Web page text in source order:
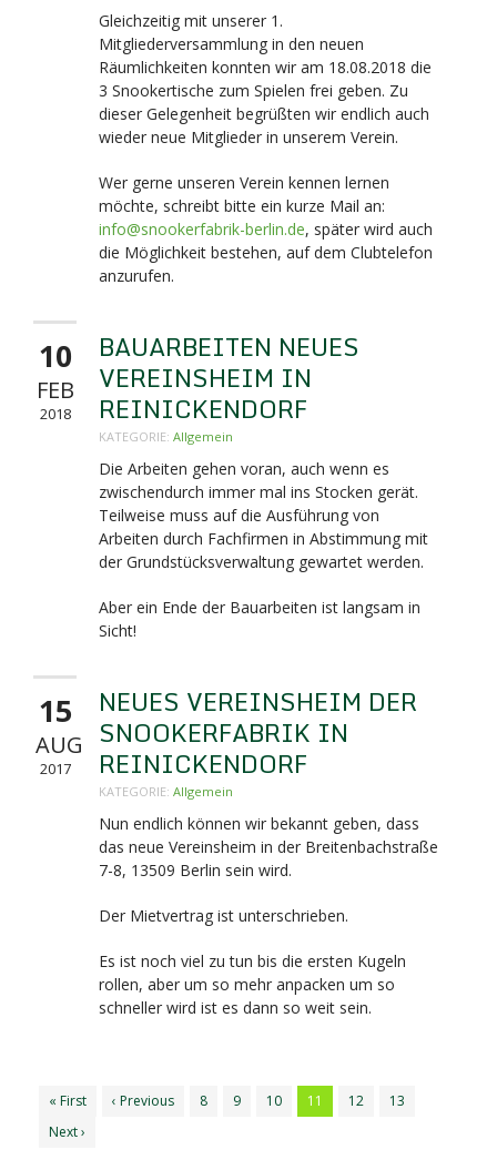
Gleichzeitig mit unserer 1.
Mitgliederversammlung in den neuen
Räumlichkeiten konnten wir am 18.08.2018 die
3 Snookertische zum Spielen frei geben. Zu
dieser Gelegenheit begrüßten wir endlich auch
wieder neue Mitglieder in unserem Verein.
Wer gerne unseren Verein kennen lernen
möchte, schreibt bitte ein kurze Mail an:
info@snookerfabrik-berlin.de, später wird auch
die Möglichkeit bestehen, auf dem Clubtelefon
anzurufen.
10
FEB
2018
BAUARBEITEN NEUES
VEREINSHEIM IN
REINICKENDORF
KATEGORIE: Allgemein
Die Arbeiten gehen voran, auch wenn es
zwischendurch immer mal ins Stocken gerät.
Teilweise muss auf die Ausführung von
Arbeiten durch Fachfirmen in Abstimmung mit
der Grundstücksverwaltung gewartet werden.
Aber ein Ende der Bauarbeiten ist langsam in
Sicht!
15
AUG
2017
NEUES VEREINSHEIM DER
SNOOKERFABRIK IN
REINICKENDORF
KATEGORIE: Allgemein
Nun endlich können wir bekannt geben, dass
das neue Vereinsheim in der Breitenbachstraße
7-8, 13509 Berlin sein wird.
Der Mietvertrag ist unterschrieben.
Es ist noch viel zu tun bis die ersten Kugeln
rollen, aber um so mehr anpacken um so
schneller wird ist es dann so weit sein.
« First ‹ Previous 8 9 10 11 12
13
Next ›